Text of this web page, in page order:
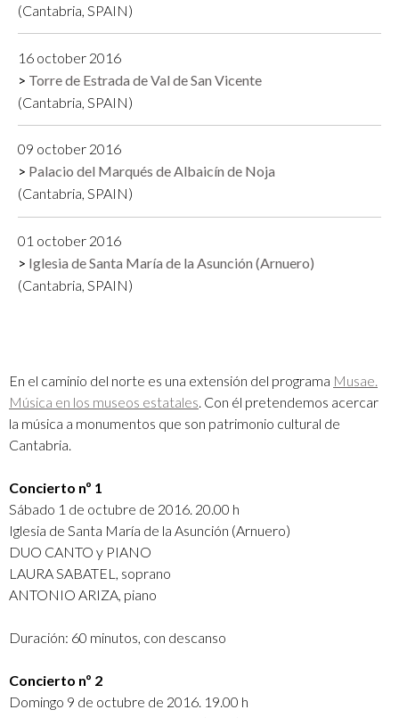
(Cantabria, SPAIN)
16 october 2016
Torre de Estrada de Val de San Vicente
(Cantabria, SPAIN)
09 october 2016
Palacio del Marqués de Albaicín de Noja
(Cantabria, SPAIN)
01 october 2016
Iglesia de Santa María de la Asunción (Arnuero)
(Cantabria, SPAIN)
En el caminio del norte es una extensión del programa Musae.
Música en los museos estatales. Con él pretendemos acercar
la música a monumentos que son patrimonio cultural de
Cantabria.
Concierto nº 1
Sábado 1 de octubre de 2016. 20.00 h
Iglesia de Santa María de la Asunción (Arnuero)
DUO CANTO y PIANO
LAURA SABATEL, soprano
ANTONIO ARIZA, piano
Duración: 60 minutos, con descanso
Concierto nº 2
Domingo 9 de octubre de 2016. 19.00 h